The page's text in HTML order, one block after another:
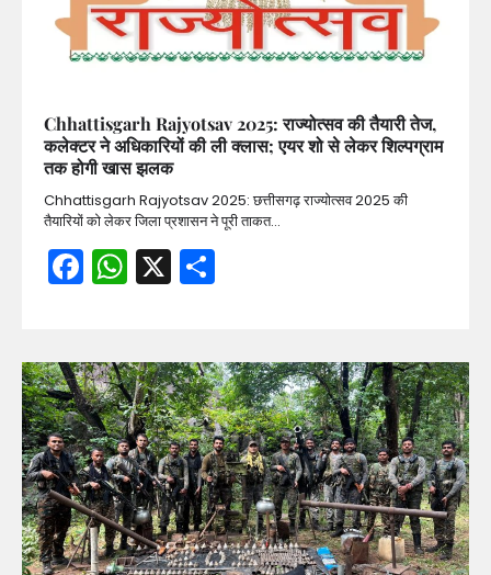
Chhattisgarh Rajyotsav 2025: राज्योत्सव की तैयारी तेज,
कलेक्टर ने अधिकारियों की ली क्लास; एयर शो से लेकर शिल्पग्राम
तक होगी खास झलक
Chhattisgarh Rajyotsav 2025: छत्तीसगढ़ राज्योत्सव 2025 की
तैयारियों को लेकर जिला प्रशासन ने पूरी ताकत…
Facebook
WhatsApp
X